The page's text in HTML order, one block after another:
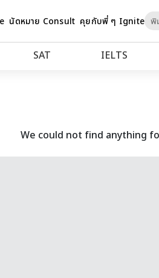
นัดหมาย Consult คุยกับพี่ ๆ Igniteto
SAT IELTS
We could not find anything